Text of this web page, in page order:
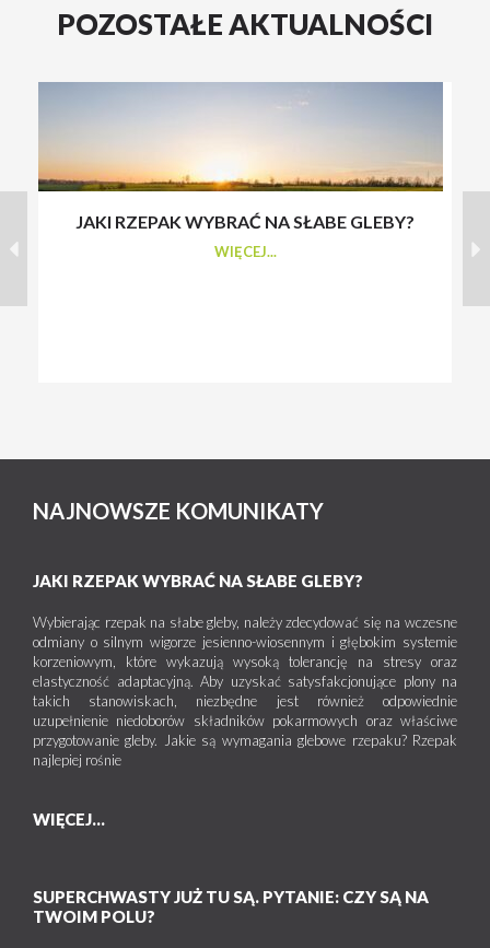
POZOSTAŁE AKTUALNOŚCI
JAKI RZEPAK WYBRAĆ NA SŁABE GLEBY?
WIĘCEJ...
NAJNOWSZE KOMUNIKATY
JAKI RZEPAK WYBRAĆ NA SŁABE GLEBY?
Wybierając rzepak na słabe gleby, należy zdecydować się na wczesne
odmiany o silnym wigorze jesienno-wiosennym i głębokim systemie
korzeniowym, które wykazują wysoką tolerancję na stresy oraz
elastyczność adaptacyjną. Aby uzyskać satysfakcjonujące plony na
takich stanowiskach, niezbędne jest również odpowiednie
uzupełnienie niedoborów składników pokarmowych oraz właściwe
przygotowanie gleby. Jakie są wymagania glebowe rzepaku? Rzepak
najlepiej rośnie
WIĘCEJ...
SUPERCHWASTY JUŻ TU SĄ. PYTANIE: CZY SĄ NA
TWOIM POLU?